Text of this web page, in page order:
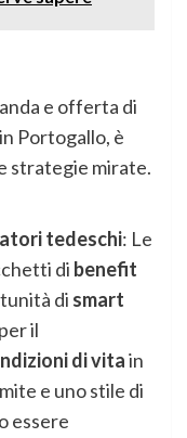
e offerta di
in Portogallo, è
strategie mirate.
tedeschi: Le
di benefit
di smart
il
di vitain
e uno stile di
essere